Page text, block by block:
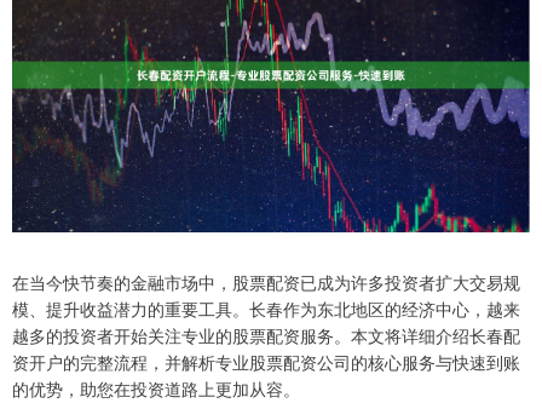
在当今快节奏的金融市场中，股票配资已成为许多投资者扩大交易规
模、提升收益潜力的重要工具。长春作为东北地区的经济中心，越来
越多的投资者开始关注专业的股票配资服务。本文将详细介绍长春配
资开户的完整流程，并解析专业股票配资公司的核心服务与快速到账
的优势，助您在投资道路上更加从容。